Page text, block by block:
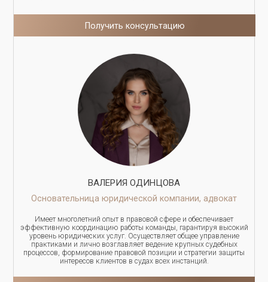
Получить консультацию
ВАЛЕРИЯ ОДИНЦОВА
Основательница юридической компании, адвокат
Имеет многолетний опыт в правовой сфере и обеспечивает
эффективную координацию работы команды, гарантируя высокий
уровень юридических услуг. Осуществляет общее управление
практиками и лично возглавляет ведение крупных судебных
процессов, формирование правовой позиции и стратегии защиты
интересов клиентов в судах всех инстанций.